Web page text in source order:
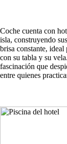
Coche cuenta con
isla, construyendo
brisa constante, ideal
con su tabla y su
fascinación que
entre quienes